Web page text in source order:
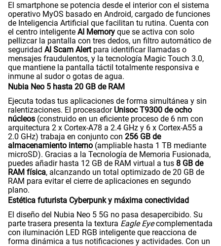
El smartphone se potencia desde el interior con el sistema
operativo MyOS basado en Android, cargado de funciones
de Inteligencia Artificial que facilitan tu rutina. Cuenta con
el centro inteligente AI Memory que se activa con solo
pellizcar la pantalla con tres dedos, un filtro automático de
seguridad AI Scam Alertpara identificar llamadas o
mensajes fraudulentos, y la tecnología Magic Touch 3.0,
que mantiene la pantalla táctil totalmente responsiva e
inmune al sudor o gotas de agua.
Nubia Neo 5 hasta 20 GB de RAM
Ejecuta todas tus aplicaciones de forma simultánea y sin
ralentizaciones. El procesador Unisoc T9300 de ocho
núcleos (construido en un eficiente proceso de 6 nm con
arquitectura 2 x Cortex-A78 a 2.4 GHz y 6 x Cortex-A55 a
2.0 GHz) trabaja en conjunto con 256 GB de
almacenamiento interno (ampliable hasta 1 TB mediante
microSD). Gracias a la Tecnología de Memoria Fusionada,
puedes añadir hasta 12 GB de RAM virtual a tus 8 GB de
RAM física, alcanzando un total optimizado de 20 GB de
RAM para evitar el cierre de aplicaciones en segundo
plano.
Estética futurista Cyberpunk y máxima conectividad
El diseño del Nubia Neo 5 5G no pasa desapercibido. Su
parte trasera presenta la textura Eagle Eyecomplementada
con iluminación LED RGB inteligente que reacciona de
forma dinámica a tus notificaciones y actividades. Con un